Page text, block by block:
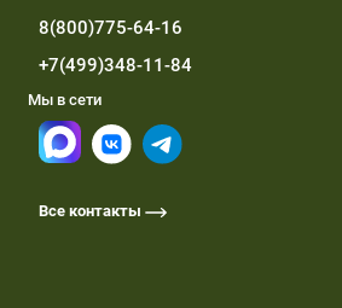
8(800)775-64-16
+7(499)348-11-84
Мы в сети
Все контакты